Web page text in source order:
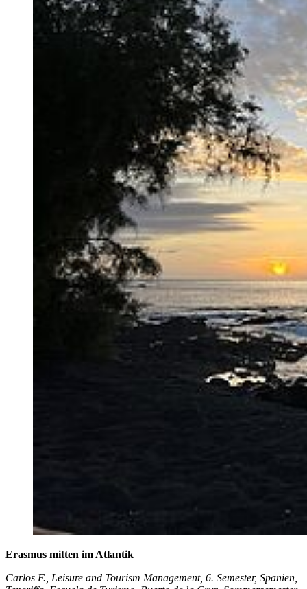
Erasmus mitten im Atlantik
Carlos F., Leisure and Tourism Management, 6. Semester, Spanien,